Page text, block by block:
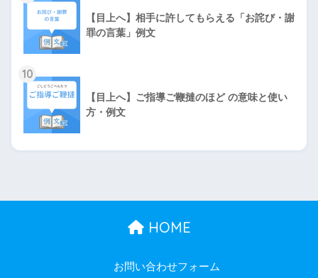
【目上へ】相手に許してもらえる「お詫び・謝
罪の言葉」例文
10
【目上へ】ご指導ご鞭撻のほど の意味と使い
方・例文
HOME
お問い合わせフォーム